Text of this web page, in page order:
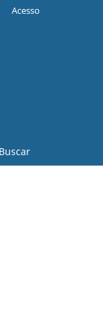
Buscar
Acesso